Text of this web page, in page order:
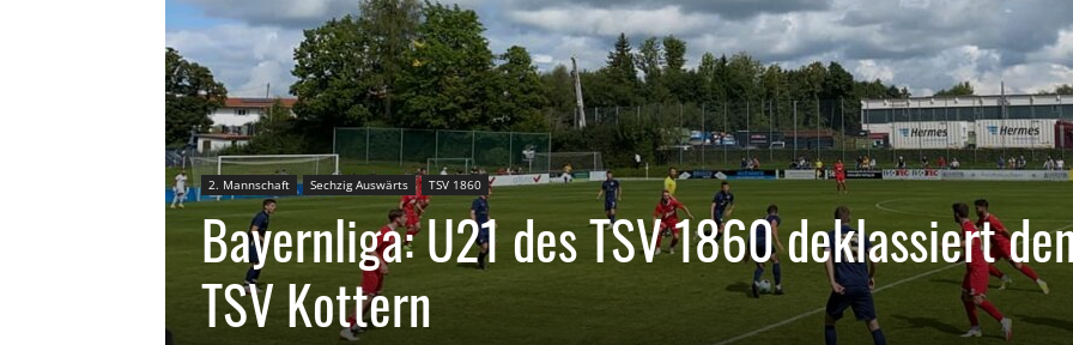
2. Mannschaft Sechzig Auswärts TSV 1860
Bayernliga: U21 des TSV 1860 deklassiert
TSV Kottern